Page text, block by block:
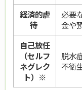
経済的虐
待
必要
金や
自己放任
（セルフ
ネグレク
ト）※
脱水
不衛